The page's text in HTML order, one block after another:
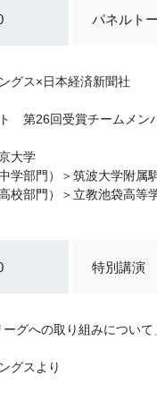
パネルト
グス×日本経済新聞社
第26回受賞チームメン
大学
学部門）＞筑波大学附属
校部門）＞立教池袋高等
特別講演
ーグへの取り組みについて
グスより